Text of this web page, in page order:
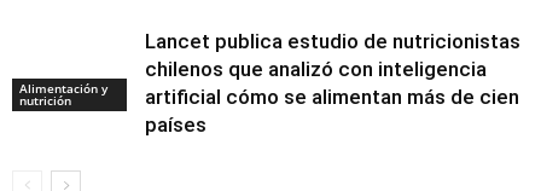
Alimentación y
nutrición
Lancet publica estudio de nutricionistas
chilenos que analizó con inteligencia
artificial cómo se alimentan más de cien
países